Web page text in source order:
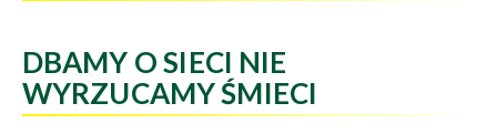
DBAMY O SIECI NIE
WYRZUCAMY ŚMIECI